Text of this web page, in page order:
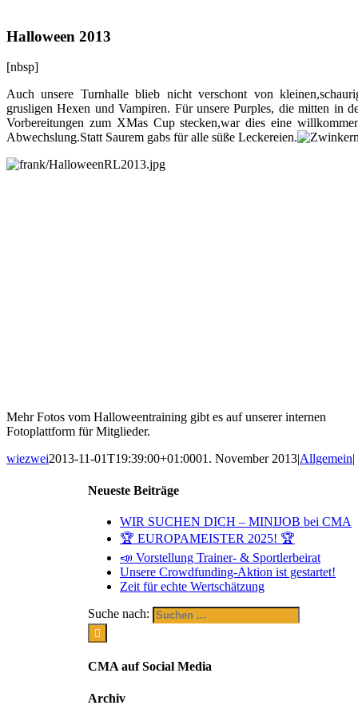
Halloween 2013
[nbsp]
Auch unsere Turnhalle blieb nicht verschont von
grusligen Hexen und Vampiren. Für unsere Purples, die mitten in
Vorbereitungen zum XMas Cup stecken,war dies eine
Abwechslung.Statt Saurem gabs für alle süße Leckereien.
Mehr Fotos vom Halloweentraining gibt es auf unserer internen
Fotoplattform für Mitglieder.
wiezwei2013-11-01T19:39:00+01:0001. November 2013|Allgemein|
Neueste Beiträge
WIR SUCHEN DICH – MINIJOB bei CMA
🏆 EUROPAMEISTER 2025! 🏆
📣 Vorstellung Trainer- & Sportlerbeirat
Unsere Crowdfunding-Aktion ist gestartet!
Zeit für echte Wertschätzung
Suche nach:
CMA auf Social Media
Archiv